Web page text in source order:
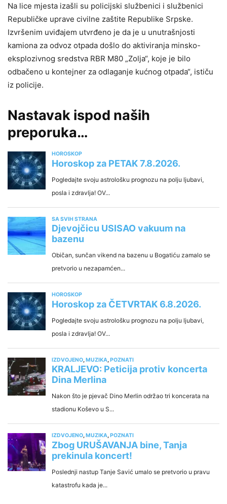
Na lice mjesta izašli su policijski službenici i službenici
Republičke uprave civilne zaštite Republike Srpske.
Izvršenim uviđajem utvrđeno je da je u unutrašnjosti
kamiona za odvoz otpada došlo do aktiviranja minsko-
eksplozivnog sredstva RBR M80 „Zolja“, koje je bilo
odbačeno u kontejner za odlaganje kućnog otpada“, ističu
iz policije.
Nastavak ispod naših
preporuka…